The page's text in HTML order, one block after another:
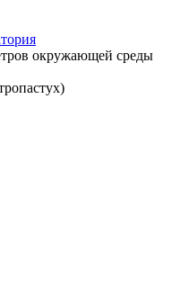
окружающей среды